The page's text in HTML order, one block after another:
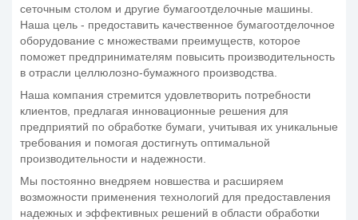
сеточным столом и другие бумагоотделочные машины.
Наша цель - предоставить качественное бумагоотделочное
оборудование с множествами преимуществ, которое
поможет предпринимателям повысить производительность
в отрасли целлюлозно-бумажного производства.
Наша компания стремится удовлетворить потребности
клиентов, предлагая инновационные решения для
предприятий по обработке бумаги, учитывая их уникальные
требования и помогая достигнуть оптимальной
производительности и надежности.
Мы постоянно внедряем новшества и расширяем
возможности применения технологий для предоставления
надежных и эффективных решений в области обработки